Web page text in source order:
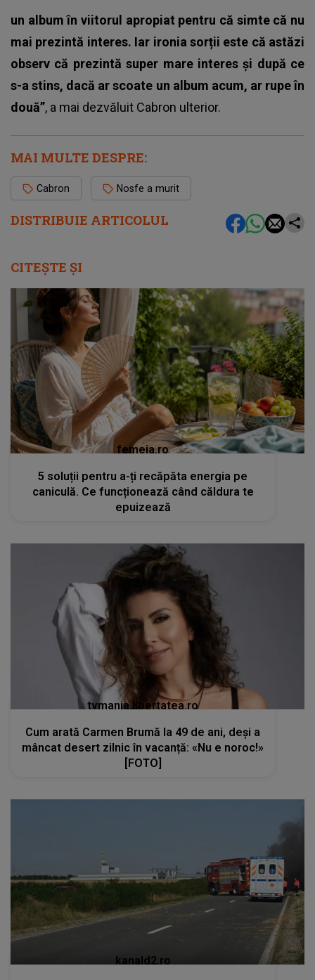
DISTRIBUIE ARTICOLUL
un album în viitorul apropiat pentru că simte că nu
mai prezintă interes. Iar ironia sorții este că astăzi
observ că prezintă super mare interes și după ce
s-a stins, dacă ar scoate un album acum, ar rupe în
două”, a mai dezvăluit Cabron ulterior.
MAI MULTE DESPRE:
Cabron Nosfe a murit
CITEȘTE ȘI
femeia.ro
5 soluții pentru a-ți recăpăta energia pe
caniculă. Ce funcționează când căldura te
epuizează
tvmania.libertatea.ro
Cum arată Carmen Brumă la 49 de ani, deși a
mâncat desert zilnic în vacanță: «Nu e noroc!»
[FOTO]
kanald2.ro